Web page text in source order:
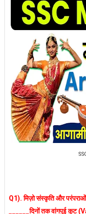
Q1). मिज़ो संस्कृति और परंपराओं
______दिनों तक वांगपुई कुट